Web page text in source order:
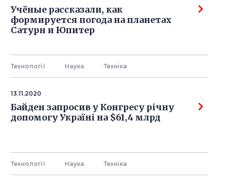
Учёные рассказали, как
формируется погода на планетах
Сатурн и Юпитер
Технології Наука Технiка
13.11.2020
Байден запросив у Конгресу річну
допомогу Україні на $61,4 млрд
Технології Наука Технiка